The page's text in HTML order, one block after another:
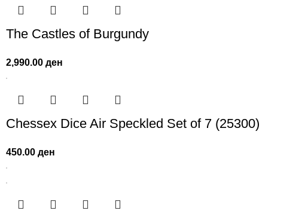
The Castles of Burgundy
2,990.00ден
Chessex Dice Air Speckled Set of 7 (25300)
450.00ден